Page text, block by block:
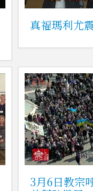
真福瑪利尤
3月6日教宗